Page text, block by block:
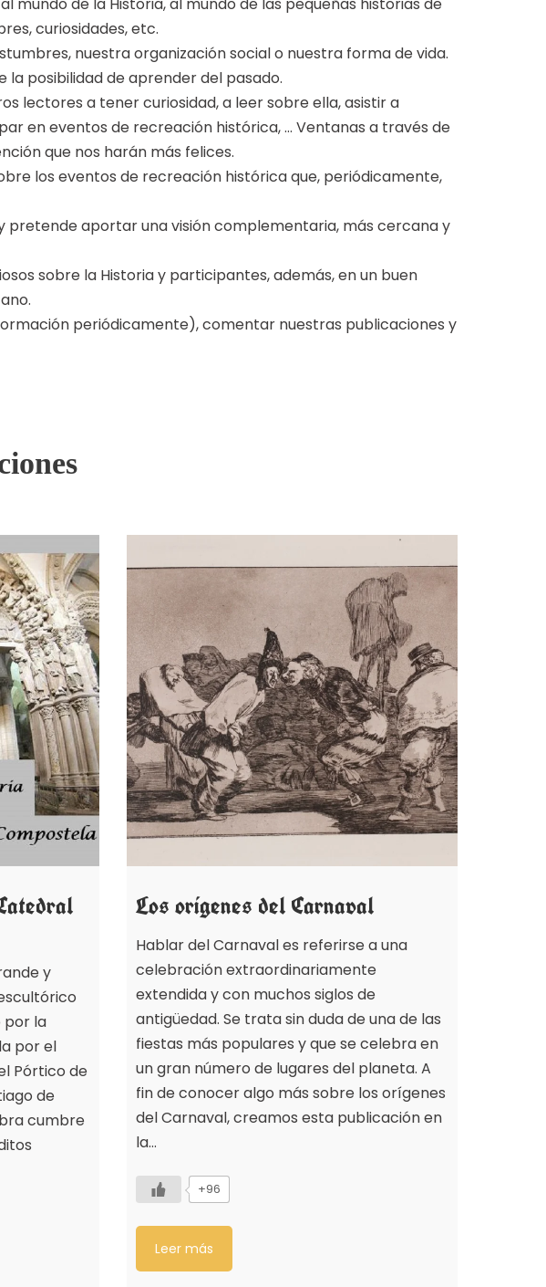
curiosidades, etc.
nuestra organización social o nuestra forma de vida.
posibilidad de aprender del pasado.
lectores a tener curiosidad, a leer sobre ella, asistir a
en eventos de recreación histórica, … Ventanas a través de
que nos harán más felices.
los eventos de recreación histórica que, periódicamente,
pretende aportar una visión complementaria, más cercana y
sobre la Historia y participantes, además, en un buen
periódicamente), comentar nuestras publicaciones y
y
por la
por el
Pórtico de
de
cumbre
Los orígenes del Carnaval
Hablar del Carnaval es referirse a una
celebración extraordinariamente
extendida y con muchos siglos de
antigüedad. Se trata sin duda de una de las
fiestas más populares y que se celebra en
un gran número de lugares del planeta. A
fin de conocer algo más sobre los orígenes
del Carnaval, creamos esta publicación en
la…
+96
Leer más